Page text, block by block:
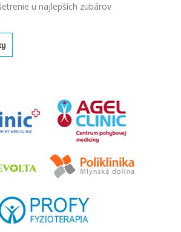
u najlepších zubárov